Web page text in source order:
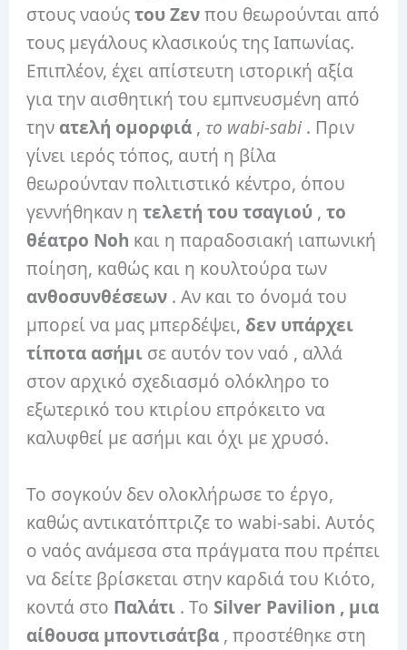
στους ναούςτου Ζενπου θεωρούνται από
τους μεγάλους κλασικούς της Ιαπωνίας.
Επιπλέον, έχει απίστευτη ιστορική αξία
για την αισθητική του εμπνευσμένη από
την ατελή ομορφιά , το wabi-sabi . Πριν
γίνει ιερός τόπος, αυτή η βίλα
θεωρούνταν πολιτιστικό κέντρο, όπου
γεννήθηκαν ητελετή του τσαγιού ,το
θέατρο Noh και η παραδοσιακή ιαπωνική
ποίηση, καθώς και η κουλτούρα των
ανθοσυνθέσεων . Αν και το όνομά του
μπορεί να μας μπερδέψει, δεν υπάρχει
τίποτα ασήμι σε αυτόν τον ναό , αλλά
στον αρχικό σχεδιασμό ολόκληρο το
εξωτερικό του κτιρίου επρόκειτο να
καλυφθεί με ασήμι και όχι με χρυσό.
Το σογκούν δεν ολοκλήρωσε το έργο,
καθώς αντικατόπτριζε το wabi-sabi. Αυτός
ο ναός ανάμεσα στα πράγματα που πρέπει
να δείτε βρίσκεται στην καρδιά του Κιότο,
κοντά στο Παλάτι . Το Silver Pavilion , μια
αίθουσα μποντισάτβα , προστέθηκε στη